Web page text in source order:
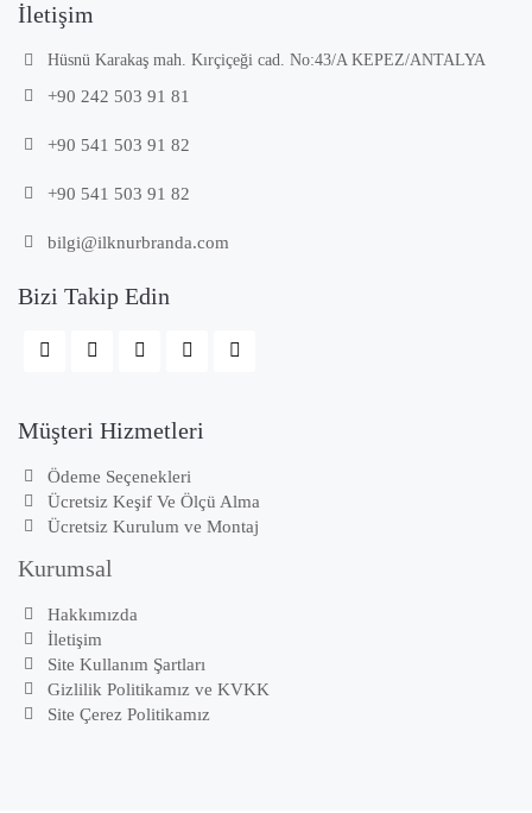
İletişim
Hüsnü Karakaş mah. Kırçiçeği cad. No:43/A KEPEZ/ANTALYA
+90 242 503 91 81
+90 541 503 91 82
+90 541 503 91 82
bilgi@ilknurbranda.com
Bizi Takip Edin
Müşteri Hizmetleri
Ödeme Seçenekleri
Ücretsiz Keşif Ve Ölçü Alma
Ücretsiz Kurulum ve Montaj
Kurumsal
Hakkımızda
İletişim
Site Kullanım Şartları
Gizlilik Politikamız ve KVKK
Site Çerez Politikamız